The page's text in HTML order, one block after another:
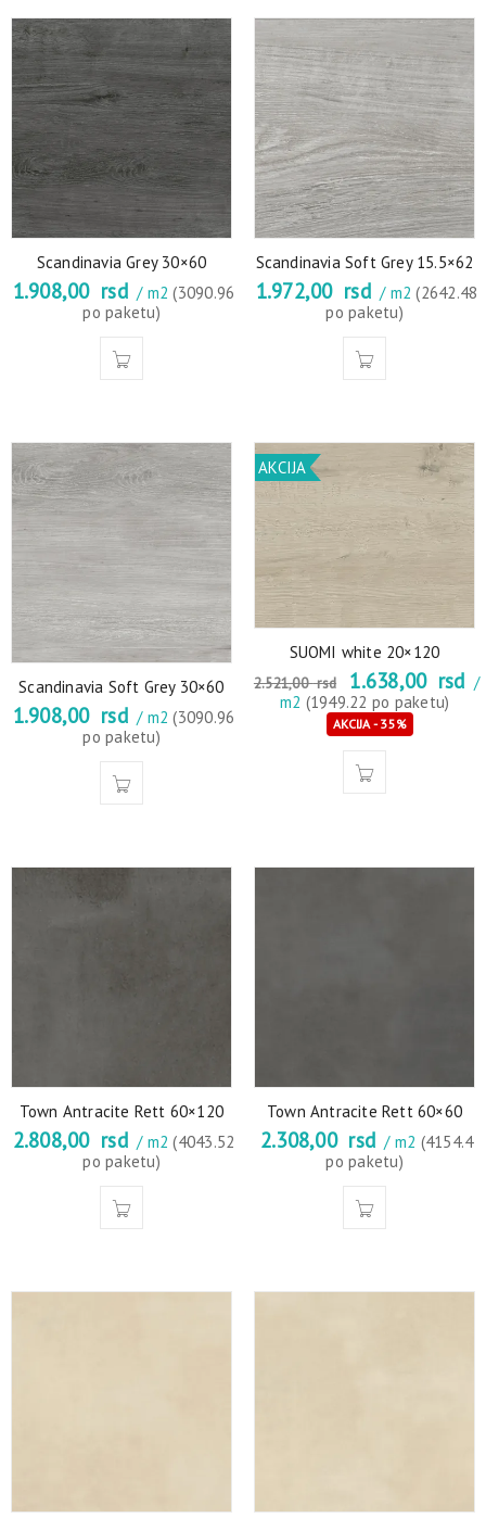
Scandinavia Grey 30×60
1.908,00 rsd / m2(3090.96
po paketu)
Scandinavia Soft Grey 15.5×62
1.972,00 rsd / m2(2642.48
po paketu)
Scandinavia Soft Grey 30×60
1.908,00 rsd / m2(3090.96
po paketu)
AKCIJA
SUOMI white 20×120
2.521,00rsd 1.638,00 rsd /
m2 (1949.22 po paketu)
AKCIJA - 35%
Town Antracite Rett 60×120
2.808,00 rsd / m2(4043.52
po paketu)
Town Antracite Rett 60×60
2.308,00 rsd / m2 (4154.4
po paketu)